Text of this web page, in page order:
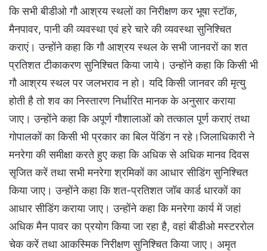
कि सभी बीडीओ गौ आश्रय स्थलों का निरीक्षण कर भूषा स्टॉक,
मैनपावर, पानी की व्यवस्था एवं हरे चारे की व्यवस्था सुनिश्चित
कराएं। उन्होंने कहा कि गौ आश्रय स्थल के सभी जानवरों का शत
प्रतिशत टीकाकरण सुनिश्चित किया जाये। उन्होंने कहा कि किसी भी
गौ आश्रय स्थल पर जलभराव न हो। यदि किसी जानवर की मृत्यु
होती है तो शव का निस्तारण निर्धारित मानक के अनुसार कराया
जाए। उन्होंने कहा कि अपूर्ण गौशालाओं को तत्काल पूर्ण कराएं तथा
गोपालकों का किसी भी प्रकार का बिल पेंडिंग न रहे।जिलाधिकारी ने
मनरेगा की समीक्षा करते हुए कहा कि अधिक से अधिक मानव दिवस
सृजित करें तथा सभी मनरेगा श्रमिकों का आधार सीडिंग सुनिश्चित
किया जाए। उन्होंने कहा कि शत-प्रतिशत जॉब कार्ड धारकों का
आधार सीडिंग कराया जाए। उन्होंने कहा कि मनरेगा कार्य में जहां
अधिक मैन पावर का प्रयोग किया जा रहा है, वहां बीडीओ मस्टररोल
चेक करें तथा आकस्मिक निरीक्षण सुनिश्चित किया जाए। अमृत